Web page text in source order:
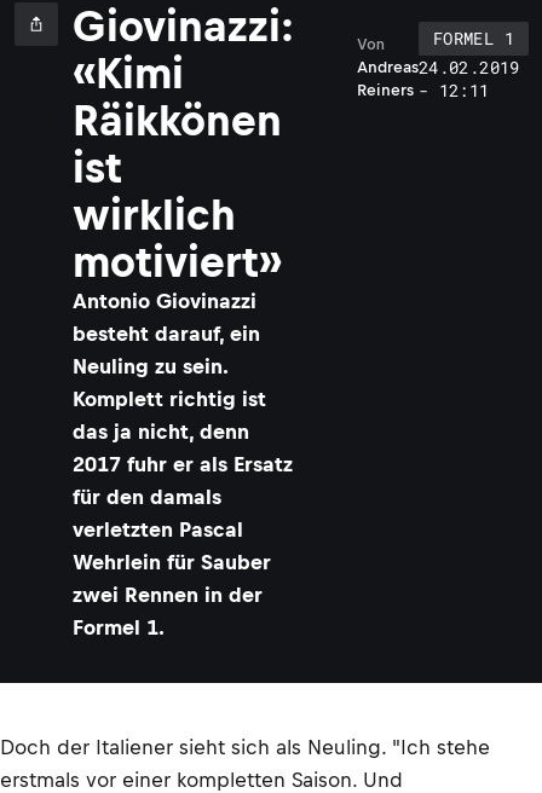
Giovinazzi:
«Kimi
Räikkönen
ist
wirklich
motiviert»
Antonio Giovinazzi
besteht darauf, ein
Neuling zu sein.
Komplett richtig ist
das ja nicht, denn
2017 fuhr er als Ersatz
für den damals
verletzten Pascal
Wehrlein für Sauber
zwei Rennen in der
Formel 1.
Andreas
Reiners
Von
FORMEL 1
24.02.2019
- 12:11
Doch der Italiener sieht sich als Neuling. "Ich stehe
erstmals vor einer kompletten Saison. Und